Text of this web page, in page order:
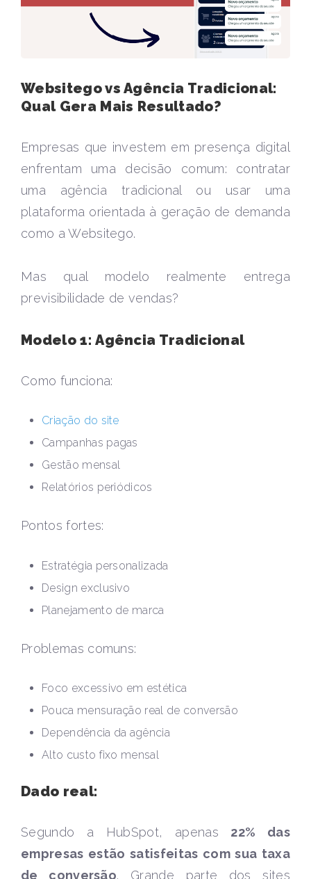
Websitego vs Agência Tradicional:
Qual Gera Mais Resultado?
Empresas que investem em presença digital
enfrentam uma decisão comum: contratar
uma agência tradicional ou usar uma
plataforma orientada à geração de demanda
como a Websitego.
Mas qual modelo realmente entrega
previsibilidade de vendas?
Modelo 1: Agência Tradicional
Como funciona:
Criação do site
Campanhas pagas
Gestão mensal
Relatórios periódicos
Pontos fortes:
Estratégia personalizada
Design exclusivo
Planejamento de marca
Problemas comuns:
Foco excessivo em estética
Pouca mensuração real de conversão
Dependência da agência
Alto custo fixo mensal
Dado real:
Segundo a HubSpot, apenas 22% das
empresas estão satisfeitas com sua taxa
de conversão. Grande parte dos sites